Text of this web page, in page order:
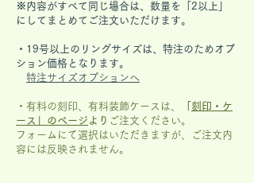
※内容がすべて同じ場合は、数量を「2以上」
にしてまとめてご注文いただけます。
​・19号以上のリングサイズは、特注のためオプ
ション価格となります。
特注サイズオプションへ
・有料の刻印、有料装飾ケースは、
刻印・ケ
ース」のページ より ご注文ください。
フォームにて選択はいただきますが、
ご注文内
容には反映されません。